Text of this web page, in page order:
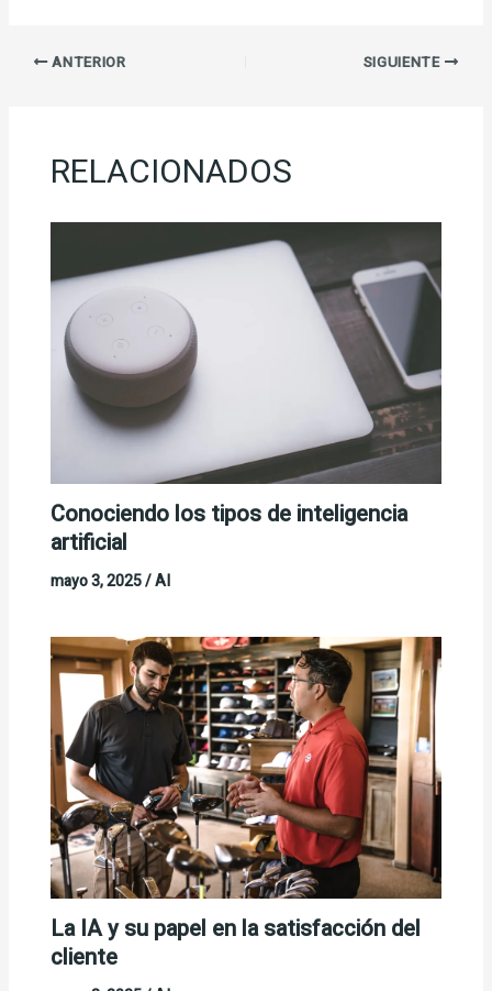
ANTERIOR SIGUIENTE
RELACIONADOS
Conociendo los tipos de inteligencia
artificial
mayo 3, 2025/AI
La IA y su papel en la satisfacción del
cliente